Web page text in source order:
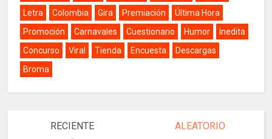
Letra
Colombia Gira Premiación
Última Hora
Promoción
Carnavales Cuestionario Humor
Inedita
Concurso
Viral Tienda Encuesta
Descargas
Broma
RECIENTE ALEATORIO